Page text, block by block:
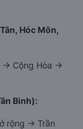
Hóc Môn,
→ Cộng Hòa →
Bình):
rộng → Trần